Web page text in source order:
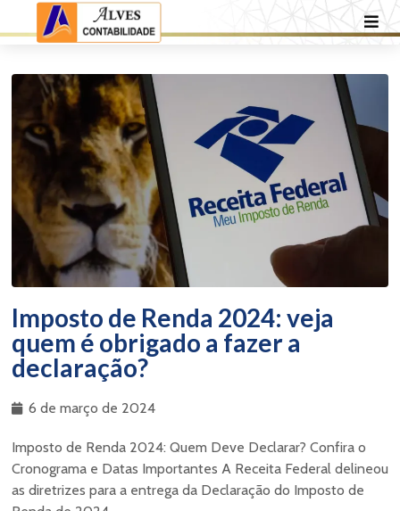
Imposto de Renda 2024: veja
quem é obrigado a fazer a
declaração?
6 de março de 2024
Imposto de Renda 2024: Quem Deve Declarar? Confira o
Cronograma e Datas Importantes A Receita Federal delineou
as diretrizes para a entrega da Declaração do Imposto de